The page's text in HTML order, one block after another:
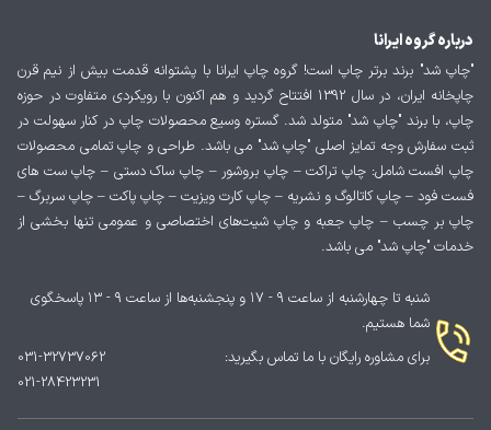
درباره گروه ایرانا
"چاپ شد" برند برتر چاپ است! گروه چاپ ایرانا با پشتوانه قدمت بیش از نیم قرن
چاپخانه ایران، در سال 1392 افتتاح گردید و هم اکنون با رویکردی متفاوت در حوزه
چاپ، با برند "چاپ شد" متولد شد. گستره وسیع محصولات چاپ در کنار سهولت در
ثبت سفارش وجه تمایز اصلی "چاپ شد" می باشد. طراحی و چاپ تمامی محصولات
چاپ افست شامل: چاپ تراکت – چاپ بروشور – چاپ ساک دستی – چاپ ست های
فست فود – چاپ کاتالوگ و نشریه – چاپ کارت ویزیت – چاپ پاکت – چاپ سربرگ –
چاپ بر چسب – چاپ جعبه و چاپ شیت‌های اختصاصی و عمومی تنها بخشی از
خدمات "چاپ شد" می باشد.
شنبه تا چهارشنبه از ساعت ۹ - ۱۷ و پنجشنبه‌ها از ساعت ۹ - ۱۳ پاسخگوی
شما هستیم.
برای مشاوره رایگان با ما تماس بگیرید:
031-32737062
021-28423231